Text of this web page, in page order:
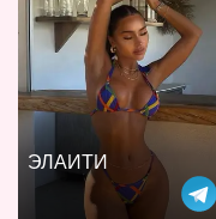
ЭЛАИТИ